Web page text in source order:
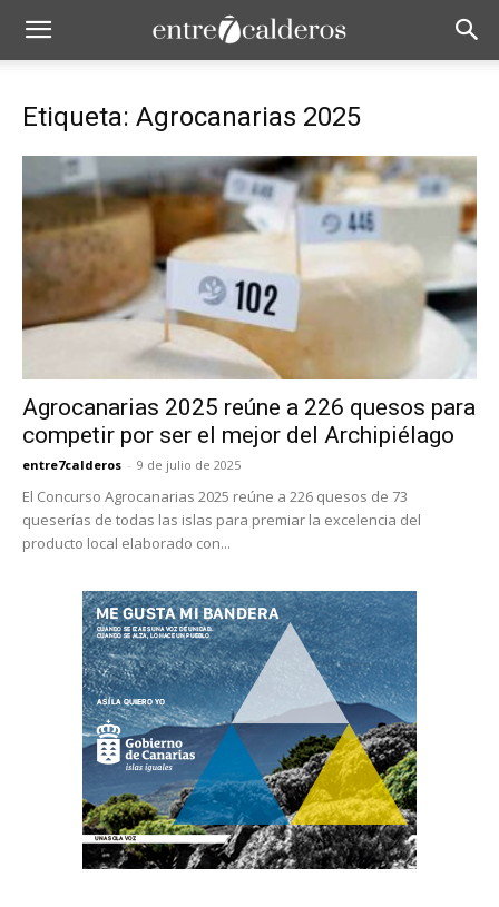
Etiqueta: Agrocanarias 2025
Agrocanarias 2025 reúne a 226 quesos para
competir por ser el mejor del Archipiélago
entre7calderos - 9 de julio de 2025
El Concurso Agrocanarias 2025 reúne a 226 quesos de 73
queserías de todas las islas para premiar la excelencia del
producto local elaborado con...